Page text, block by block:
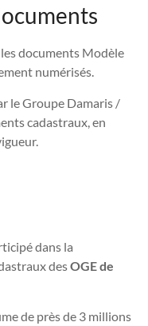
documents Modèle
numérisés.
le Groupe Damaris /
cadastraux, en
dans la
desOGE de
de près de 3 millions